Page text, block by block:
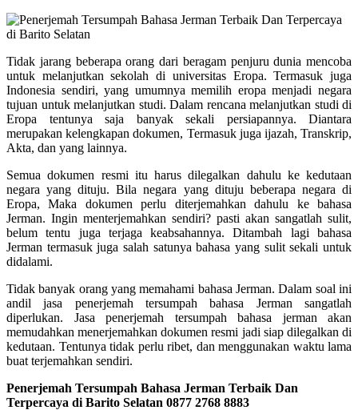
Tidak jarang beberapa orang dari beragam penjuru dunia mencoba
untuk melanjutkan sekolah di universitas Eropa. Termasuk juga
Indonesia sendiri, yang umumnya memilih eropa menjadi negara
tujuan untuk melanjutkan studi. Dalam rencana melanjutkan studi di
Eropa tentunya saja banyak sekali persiapannya. Diantara
merupakan kelengkapan dokumen, Termasuk juga ijazah, Transkrip,
Akta, dan yang lainnya.
Semua dokumen resmi itu harus dilegalkan dahulu ke kedutaan
negara yang dituju. Bila negara yang dituju beberapa negara di
Eropa, Maka dokumen perlu diterjemahkan dahulu ke bahasa
Jerman. Ingin menterjemahkan sendiri? pasti akan sangatlah sulit,
belum tentu juga terjaga keabsahannya. Ditambah lagi bahasa
Jerman termasuk juga salah satunya bahasa yang sulit sekali untuk
didalami.
Tidak banyak orang yang memahami bahasa Jerman. Dalam soal ini
andil jasa penerjemah tersumpah bahasa Jerman sangatlah
diperlukan. Jasa penerjemah tersumpah bahasa jerman akan
memudahkan menerjemahkan dokumen resmi jadi siap dilegalkan di
kedutaan. Tentunya tidak perlu ribet, dan menggunakan waktu lama
buat terjemahkan sendiri.
Penerjemah Tersumpah Bahasa Jerman Terbaik Dan
Terpercaya di Barito Selatan 0877 2768 8883